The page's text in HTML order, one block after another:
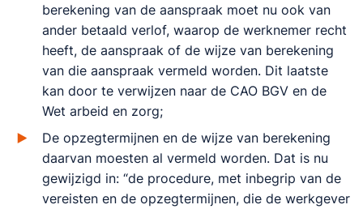
berekening van de aanspraak moet nu ook van
ander betaald verlof, waarop de werknemer recht
heeft, de aanspraak of de wijze van berekening
van die aanspraak vermeld worden. Dit laatste
kan door te verwijzen naar de CAO BGV en de
Wet arbeid en zorg;
De opzegtermijnen en de wijze van berekening
daarvan moesten al vermeld worden. Dat is nu
gewijzigd in: “de procedure, met inbegrip van de
vereisten en de opzegtermijnen, die de werkgever